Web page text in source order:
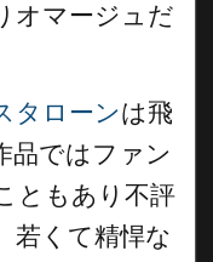
オマージュだ
タローンは飛
品ではファン
ともあり不評
若くて精悍な